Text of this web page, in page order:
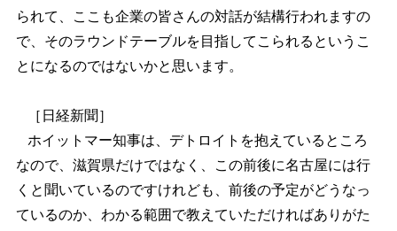
られて、ここも企業の皆さんの対話が結構行われますの
で、そのラウンドテーブルを目指してこられるというこ
とになるのではないかと思います。
［日経新聞］
ホイットマー知事は、デトロイトを抱えているところ
なので、滋賀県だけではなく、この前後に名古屋には行
くと聞いているのですけれども、前後の予定がどうなっ
ているのか、わかる範囲で教えていただければありがた